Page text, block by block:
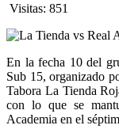
Visitas: 851
En la fecha 10 del
Sub 15, organizado
Tabora La Tienda
con lo que se
Academia en el